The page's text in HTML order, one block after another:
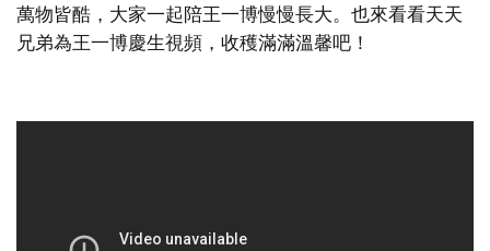
萬物皆酷，大家一起陪王一博慢慢長大。也來看看天天
兄弟為王一博慶生視頻，收穫滿滿溫馨吧！